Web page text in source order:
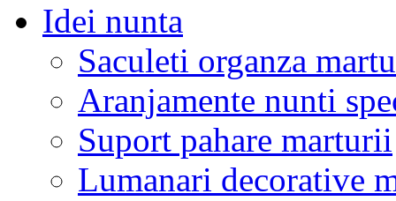
Idei nunta
Saculeti organza
Aranjamente nunti
Suport pahare marturii
Lumanari decorative